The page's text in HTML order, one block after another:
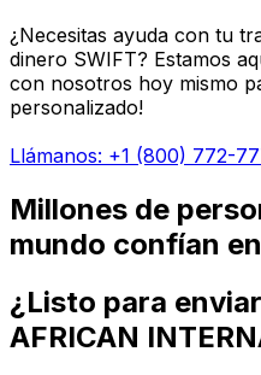
¿Necesitas ayuda con tu
dinero SWIFT? Estamos
con nosotros hoy mismo
personalizado!
Llámanos: +1 (800) 772-
Millones de
mundo confían
¿Listo para
AFRICAN